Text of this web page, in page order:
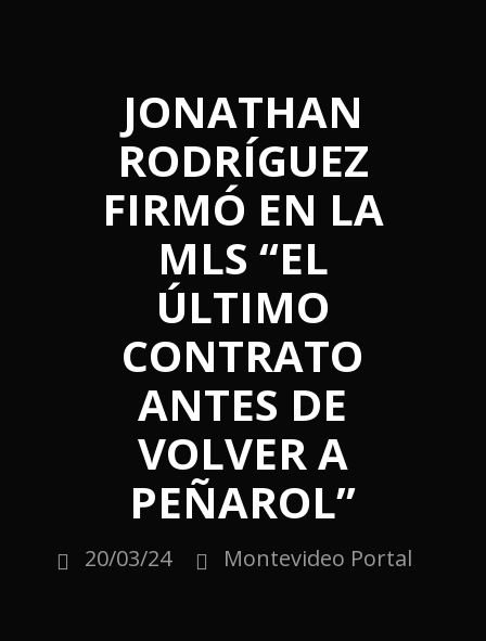
JONATHAN
RODRÍGUEZ
FIRMÓ EN LA
MLS “EL
ÚLTIMO
CONTRATO
ANTES DE
VOLVER A
PEÑAROL”
20/03/24 Montevideo Portal